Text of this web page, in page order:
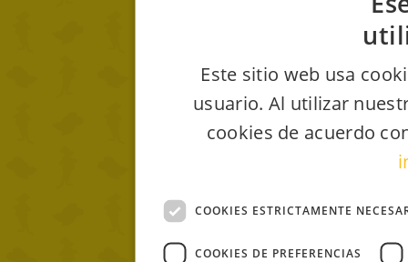
Este sitio web usa
usuario. Al utilizar
cookies de acuerdo
COOKIES ESTRICTAMENTE
COOKIES DE PREFERENCIAS